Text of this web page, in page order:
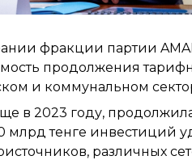
фракции партии
продолжения
и коммунальном
в 2023 году,
млрд тенге
различных